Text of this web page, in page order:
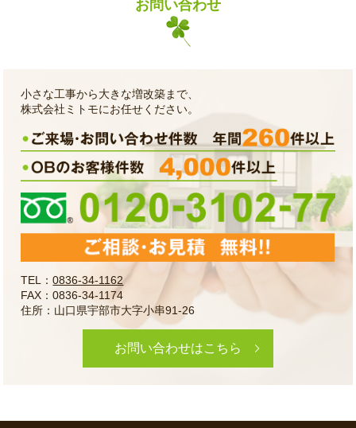
お問い合わせ
小さな工事から大きな増改築まで、
株式会社ミトモにお任せください。
TEL：0836-34-1162
FAX：0836-34-1174
住所：山口県宇部市大字小串91-26
お問い合わせはこちら